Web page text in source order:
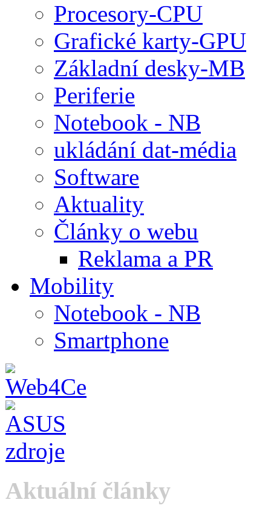
Procesory-CPU
Grafické karty-GPU
Základní desky-MB
Periferie
Notebook - NB
ukládání dat-média
Software
Aktuality
Články o webu
Reklama a PR
Mobility
Notebook - NB
Smartphone
Aktuální články